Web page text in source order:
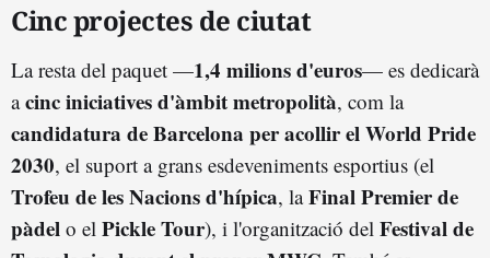
Cinc projectes de ciutat
La resta del paquet —1,4 milions d'euros— es dedicarà
acinc iniciatives d'àmbit metropolità, com la
candidatura de Barcelona per acollir el World Pride
2030, el suport a grans esdeveniments esportius (el
Trofeu de les Nacions d'hípica, laFinal Premier de
pàdel o el Pickle Tour), i l'organització del Festival de